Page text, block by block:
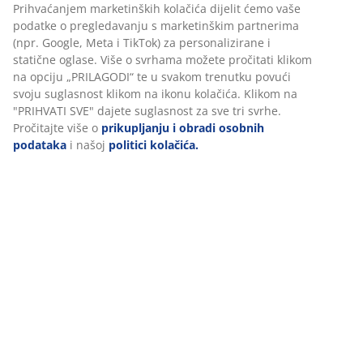
Prihvaćanjem marketinških kolačića dijelit ćemo vaše
podatke o pregledavanju s marketinškim partnerima
(npr. Google, Meta i TikTok) za personalizirane i
statične oglase. Više o svrhama možete pročitati klikom
na opciju „PRILAGODI“ te u svakom trenutku povući
svoju suglasnost klikom na ikonu kolačića. Klikom na
"PRIHVATI SVE" dajete suglasnost za sve tri svrhe.
Pročitajte više o prikupljanju i obradi osobnih
podataka i našoj politici kolačića.